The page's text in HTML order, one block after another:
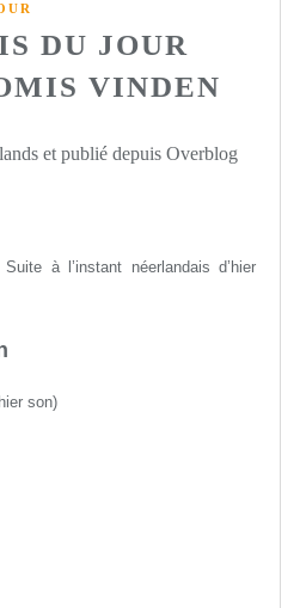
DU JOUR
VINDEN
et publié depuis Overblog
à l’instant néerlandais d’hier
son)